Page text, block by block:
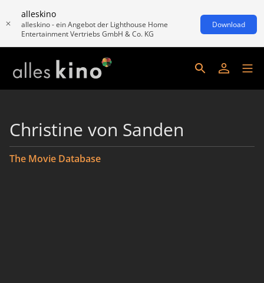
alleskino
alleskino - ein Angebot der Lighthouse Home
Entertainment Vertriebs GmbH & Co. KG
Download
Christine von Sanden
The Movie Database